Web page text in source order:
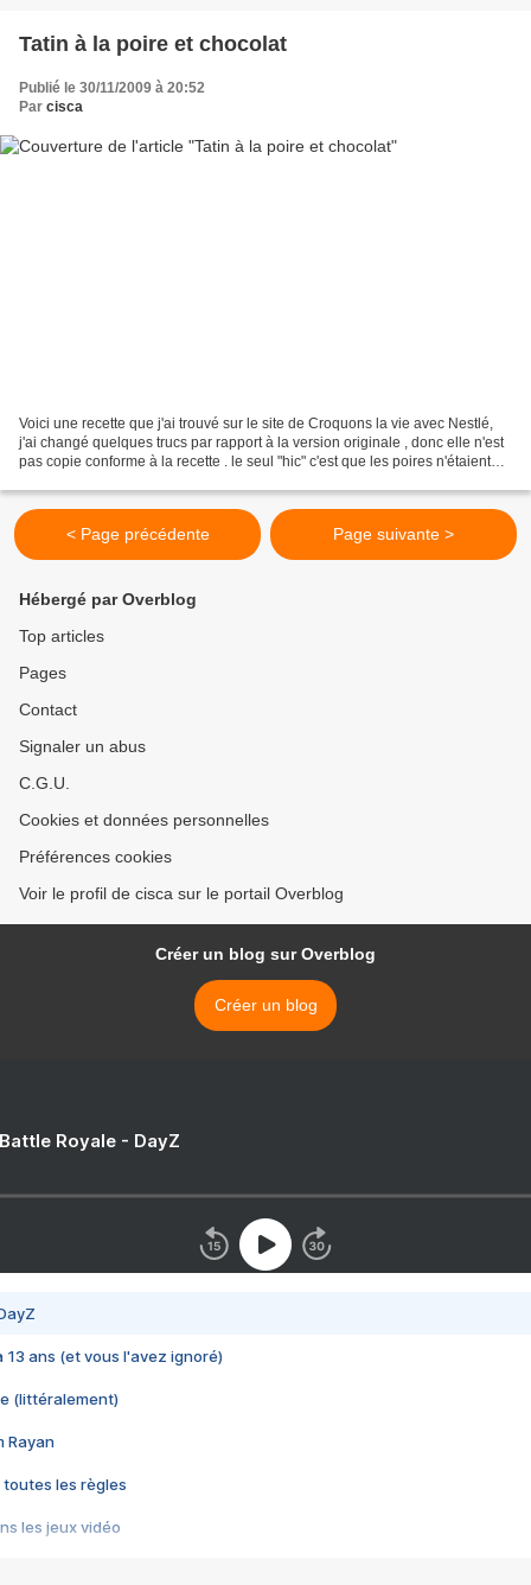
Tatin à la poire et chocolat
Publié le 30/11/2009 à 20:52
Par cisca
Voici une recette que j'ai trouvé sur le site de Croquons la vie avec Nestlé,
j'ai changé quelques trucs par rapport à la version originale , donc elle n'est
pas copie conforme à la recette . le seul "hic" c'est que les poires n'étaient
< Page précédente Page suivante >
Hébergé par Overblog
Top articles
Pages
Contact
Signaler un abus
C.G.U.
Cookies et données personnelles
Préférences cookies
Voir le profil de cisca sur le portail Overblog
Créer un blog sur Overblog
Créer un blog
Royale - DayZ
13 ans (et vous l'avez ignoré)
(littéralement)
Rayan
toutes les règles
les jeux vidéo